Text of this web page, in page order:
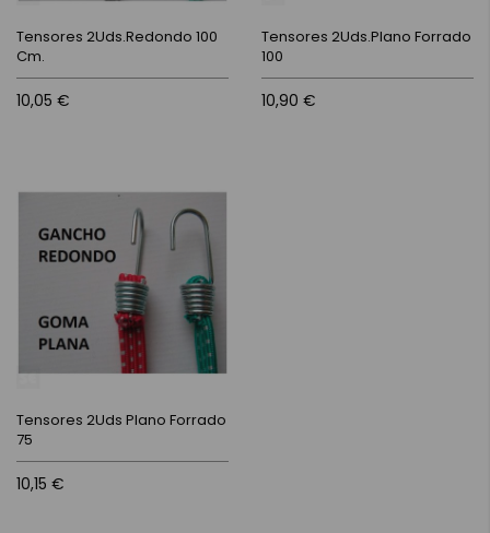
Tensores 2Uds.Redondo 100
Cm.
10,05 €
Tensores 2Uds.Plano Forrado
100
10,90 €
Tensores 2Uds Plano Forrado
75
10,15 €